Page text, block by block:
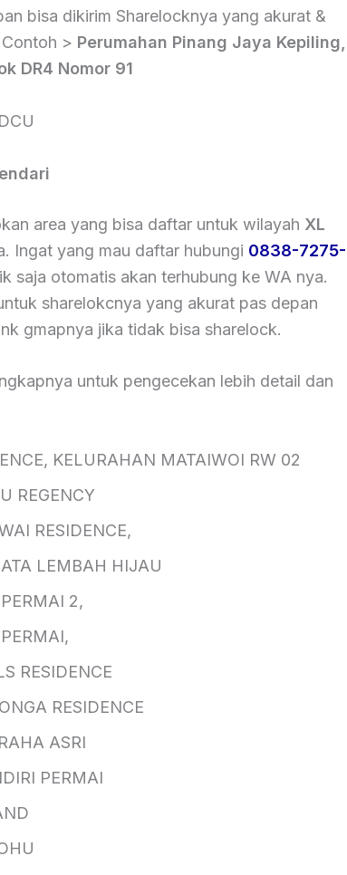
bisa dikirim Sharelocknya yang akurat &
> Perumahan Pinang Jaya Kepiling,
DR4 Nomor 91
area yang bisa daftar untuk wilayah XL
Ingat yang mau daftar hubungi 0838-7275-
saja otomatis akan terhubung ke WA nya.
sharelokcnya yang akurat pas depan
gmapnya jika tidak bisa sharelock.
untuk pengecekan lebih detail dan
KELURAHAN MATAIWOI RW 02
REGENCY
RESIDENCE,
LEMBAH HIJAU
2,
RESIDENCE
RESIDENCE
ASRI
PERMAI